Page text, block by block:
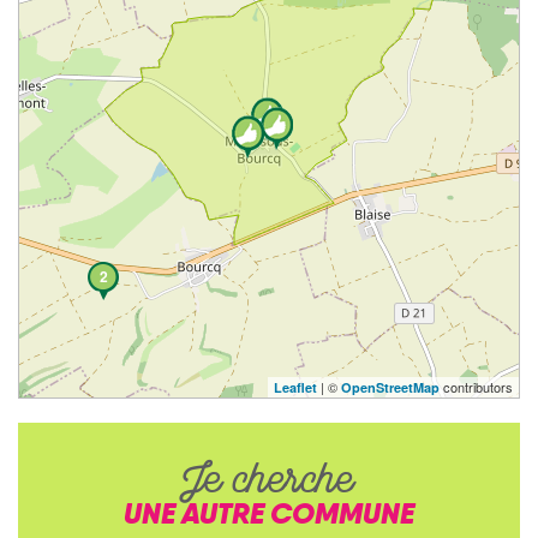
2
Leaflet | © OpenStreetMap contributors
Je cherche
UNE AUTRE COMMUNE